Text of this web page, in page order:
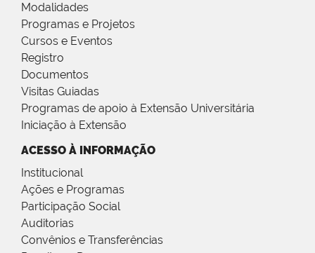
Modalidades
Programas e Projetos
Cursos e Eventos
Registro
Documentos
Visitas Guiadas
Programas de apoio à Extensão Universitária
Iniciação à Extensão
ACESSO À INFORMAÇÃO
Institucional
Ações e Programas
Participação Social
Auditorias
Convênios e Transferências